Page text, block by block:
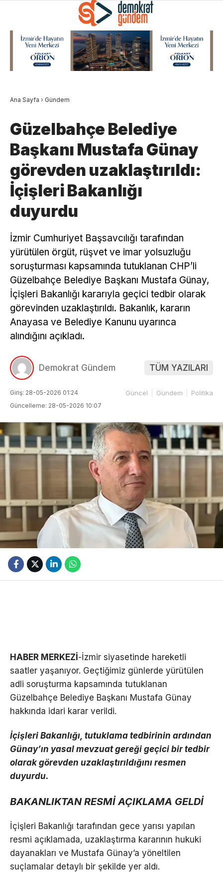
Ana Sayfa › Gündem
Güzelbahçe Belediye
Başkanı Mustafa Günay
görevden uzaklaştırıldı:
İçişleri Bakanlığı
duyurdu
İzmir Cumhuriyet Başsavcılığı tarafından
yürütülen örgüt, rüşvet ve imar yolsuzluğu
soruşturması kapsamında tutuklanan CHP’li
Güzelbahçe Belediye Başkanı Mustafa Günay,
İçişleri Bakanlığı kararıyla geçici tedbir olarak
görevinden uzaklaştırıldı. Bakanlık, kararın
Anayasa ve Belediye Kanunu uyarınca
alındığını açıkladı.
Demokrat Gündem TÜM YAZILARI
Giriş: 28-05-2026 01:24
Güncelleme: 28-05-2026 10:07
Güncel Gündem Politika
HABER MERKEZİ-İzmir siyasetinde hareketli
saatler yaşanıyor. Geçtiğimiz günlerde yürütülen
adli soruşturma kapsamında tutuklanan
Güzelbahçe Belediye Başkanı Mustafa Günay
hakkında idari karar verildi.
İçişleri Bakanlığı, tutuklama tedbirinin ardından
Günay’ın yasal mevzuat gereği geçici bir tedbir
olarak görevden uzaklaştırıldığını resmen
duyurdu.
BAKANLIKTAN RESMİ AÇIKLAMA GELDİ
İçişleri Bakanlığı tarafından gece yarısı yapılan
resmi açıklamada, uzaklaştırma kararının hukuki
dayanakları ve Mustafa Günay’a yöneltilen
suçlamalar detaylı bir şekilde yer aldı.